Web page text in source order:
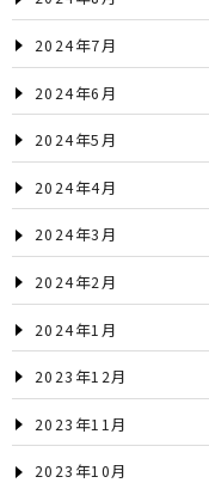
2024年7月
2024年6月
2024年5月
2024年4月
2024年3月
2024年2月
2024年1月
2023年12月
2023年11月
2023年10月